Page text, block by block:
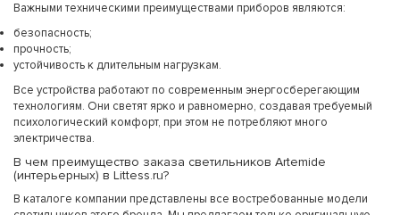
Важными техническими преимуществами приборов являются:
безопасность;
прочность;
устойчивость к длительным нагрузкам.
Все устройства работают по современным энергосберегающим
технологиям. Они светят ярко и равномерно, создавая требуемый
психологический комфорт, при этом не потребляют много
электричества.
В чем преимущество заказа светильников Artemide
(интерьерных) в Littess.ru?
В каталоге компании представлены все востребованные модели